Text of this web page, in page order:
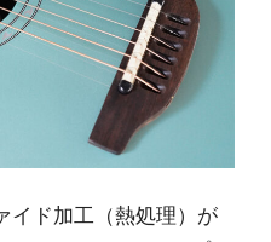
イド加工（熱処理）が